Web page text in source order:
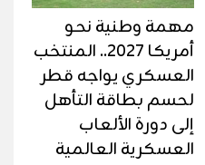
مهمة وطنية نحو
أمريكا 2027.. المنتخب
العسكري يواجه قطر
لحسم بطاقة التأهل
إلى دورة الألعاب
العسكرية العالمية